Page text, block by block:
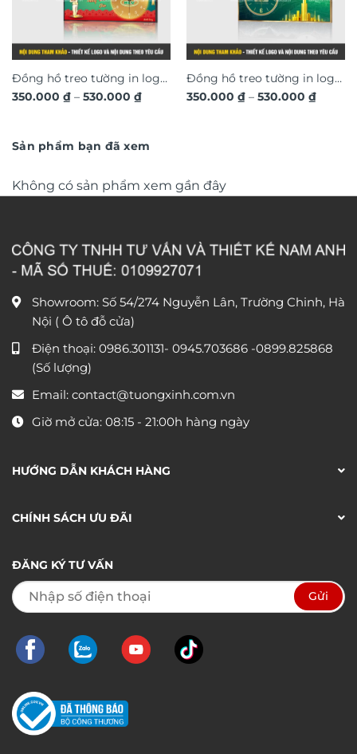
Đồng hồ treo tường in logo
thiết kế theo yêu cầu, quà
350.000 ₫ – 530.000 ₫Khoảng
530.000 ₫
Đồng hồ treo tường in logo
thiết kế theo yêu cầu, quà
350.000 ₫ – 530.000 ₫
Sản phẩm bạn đã xem
Không có sản phẩm xem gần đây
Showroom: Số 54/274 Nguyễn Lân, Trường Chinh, Hà
Nội ( Ô tô đỗ cửa)
Điện thoại: 0986.301131- 0945.703686 -0899.825868
(Số lượng)
Email: contact@tuongxinh.com.vn
Giờ mở cửa: 08:15 - 21:00h hàng ngày
HƯỚNG DẪN KHÁCH HÀNG
CHÍNH SÁCH ƯU ĐÃI
ĐĂNG KÝ TƯ VẤN